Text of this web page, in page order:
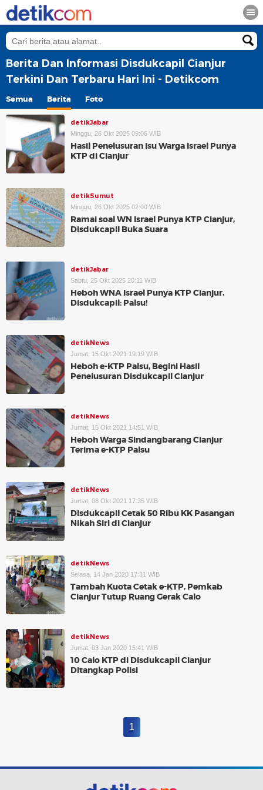
Berita Dan Informasi Disdukcapil Cianjur
Terkini Dan Terbaru Hari Ini - Detikcom
Semua Berita Foto
detikJabar
Minggu, 26 Okt 2025 09:06 WIB
Hasil Penelusuran Isu Warga Israel Punya
KTP di Cianjur
detikSumut
Minggu, 26 Okt 2025 02:00 WIB
Ramai soal WN Israel Punya KTP Cianjur,
Disdukcapil Buka Suara
detikJabar
Sabtu, 25 Okt 2025 20:11 WIB
Heboh WNA Israel Punya KTP Cianjur,
Disdukcapil: Palsu!
detikNews
Jumat, 15 Okt 2021 19:19 WIB
Heboh e-KTP Palsu, Begini Hasil
Penelusuran Disdukcapil Cianjur
detikNews
Jumat, 15 Okt 2021 14:51 WIB
Heboh Warga Sindangbarang Cianjur
Terima e-KTP Palsu
detikNews
Jumat, 08 Okt 2021 17:35 WIB
Disdukcapil Cetak 50 Ribu KK Pasangan
Nikah Siri di Cianjur
detikNews
Selasa, 14 Jan 2020 17:31 WIB
Tambah Kuota Cetak e-KTP, Pemkab
Cianjur Tutup Ruang Gerak Calo
detikNews
Jumat, 03 Jan 2020 15:41 WIB
10 Calo KTP di Disdukcapil Cianjur
Ditangkap Polisi
1